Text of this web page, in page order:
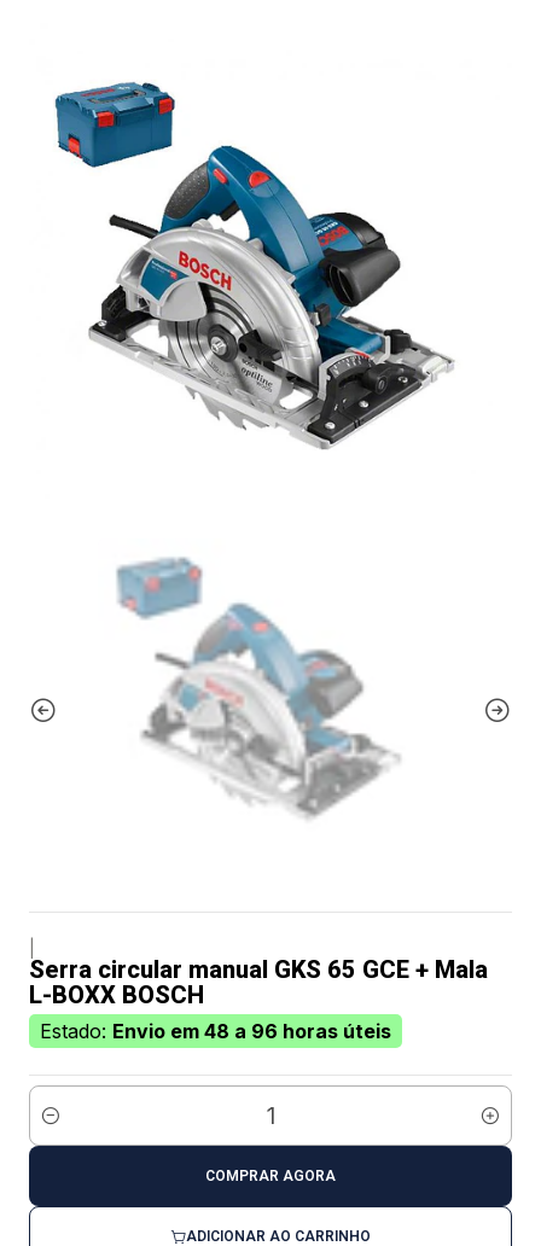
Serra circular manual GKS 65 GCE + Mala
L-BOXX BOSCH
Estado: Envio em 48 a 96 horas úteis
Quantidade
ADICIONAR AO CARRINHO
COMPRAR AGORA